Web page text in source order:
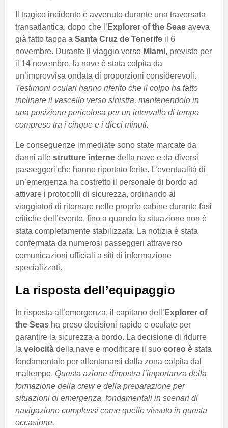
Il tragico incidente è avvenuto durante una traversata
transatlantica, dopo che l’ Explorer of the Seas aveva
già fatto tappa a Santa Cruz de Tenerife il 6
novembre. Durante il viaggio verso Miami, previsto per
il 14 novembre, la nave è stata colpita da
un’improvvisa ondata di proporzioni considerevoli.
Testimoni oculari hanno riferito che il colpo ha fatto
inclinare il vascello verso sinistra, mantenendolo in
una posizione pericolosa per un intervallo di tempo
compreso tra i cinque e i dieci minuti.
Le conseguenze immediate sono state marcate da
danni alle strutture interne della nave e da diversi
passeggeri che hanno riportato ferite. L’eventualità di
un’emergenza ha costretto il personale di bordo ad
attivare i protocolli di sicurezza, ordinando ai
viaggiatori di ritornare nelle proprie cabine durante fasi
critiche dell’evento, fino a quando la situazione non è
stata completamente stabilizzata. La notizia è stata
confermata da numerosi passeggeri attraverso
comunicazioni ufficiali a siti di informazione
specializzati.
La risposta dell’equipaggio
In risposta all’emergenza, il capitano dell’ Explorer of
the Seas ha preso decisioni rapide e oculate per
garantire la sicurezza a bordo. La decisione di ridurre
la velocità della nave e modificare il suo corso è stata
fondamentale per allontanarsi dalla zona colpita dal
maltempo. Questa azione dimostra l’importanza della
formazione della crew e della preparazione per
situazioni di emergenza, fondamentali in scenari di
navigazione complessi come quello vissuto in questa
occasione.